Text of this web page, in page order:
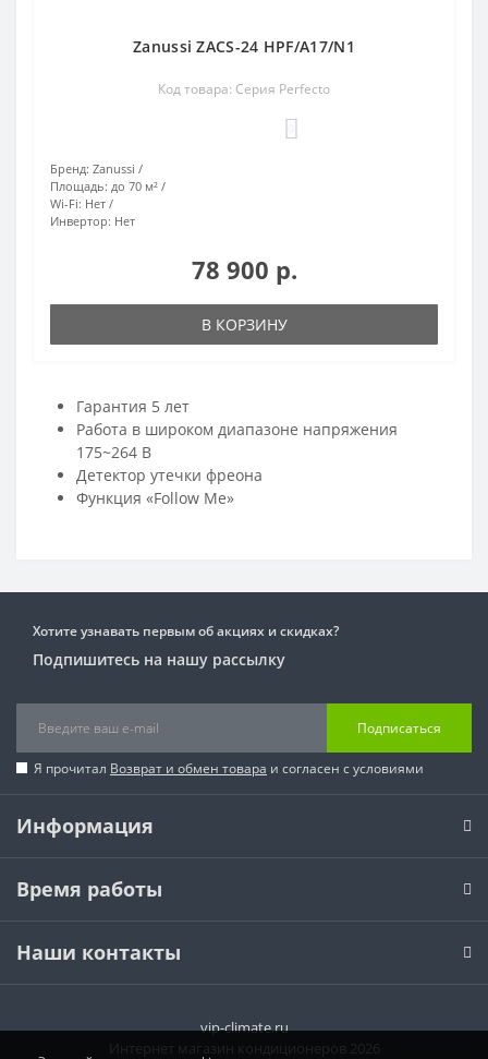
Zanussi ZACS-24 HPF/A17/N1
Код товара: Серия Perfecto
Бренд: Zanussi
Площадь: до 70 м²
Wi-Fi: Нет
Инвертор: Нет
78 900 р.
В КОРЗИНУ
Гарантия 5 лет
Работа в широком диапазоне напряжения
175~264 В
Детектор утечки фреона
Функция «Follow Me»
Хотите узнавать первым об акциях и скидках?
Подпишитесь на нашу рассылку
Подписаться
Я прочитал Возврат и обмен товара и согласен с условиями
Информация
Время работы
Наши контакты
vip-climate.ru
Интернет магазин кондиционеров 2026